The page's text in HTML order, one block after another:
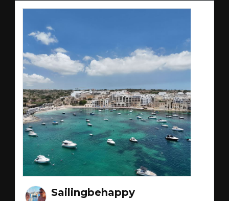
Sailingbehappy